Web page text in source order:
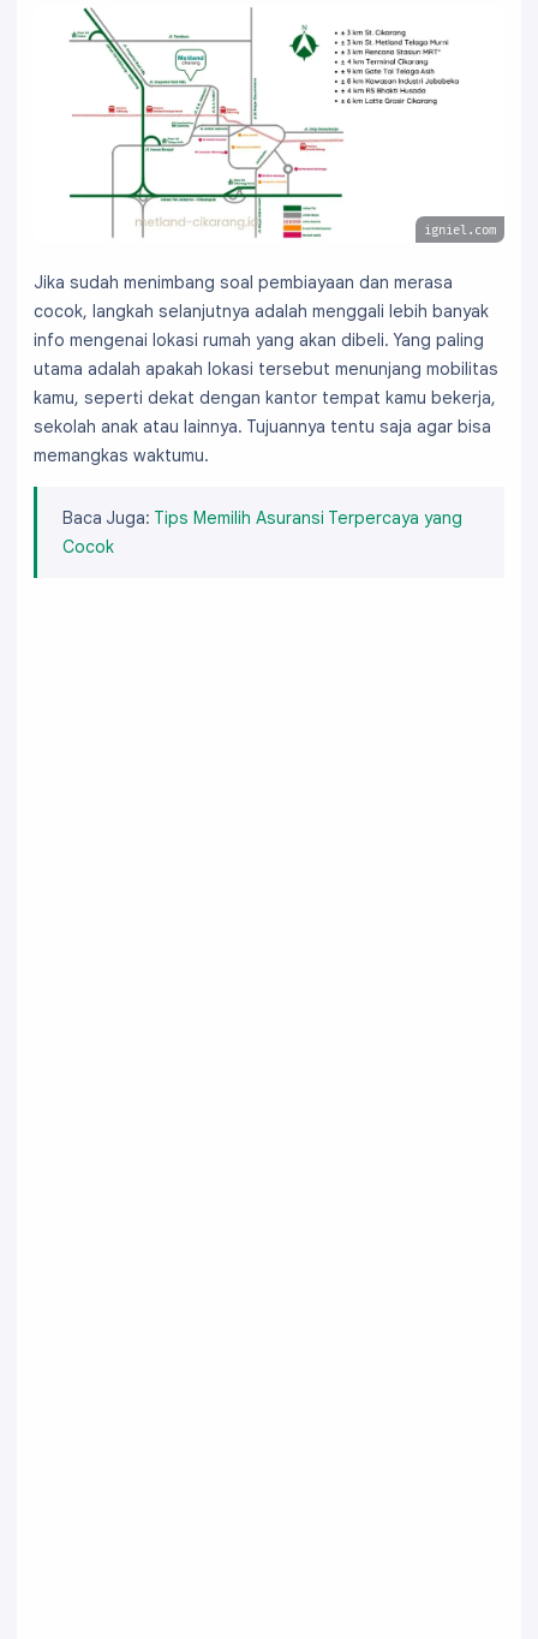
igniel.com
Jika sudah menimbang soal pembiayaan dan merasa
cocok, langkah selanjutnya adalah menggali lebih banyak
info mengenai lokasi rumah yang akan dibeli. Yang paling
utama adalah apakah lokasi tersebut menunjang mobilitas
kamu, seperti dekat dengan kantor tempat kamu bekerja,
sekolah anak atau lainnya. Tujuannya tentu saja agar bisa
memangkas waktumu.
Baca Juga: Tips Memilih Asuransi Terpercaya yang
Cocok